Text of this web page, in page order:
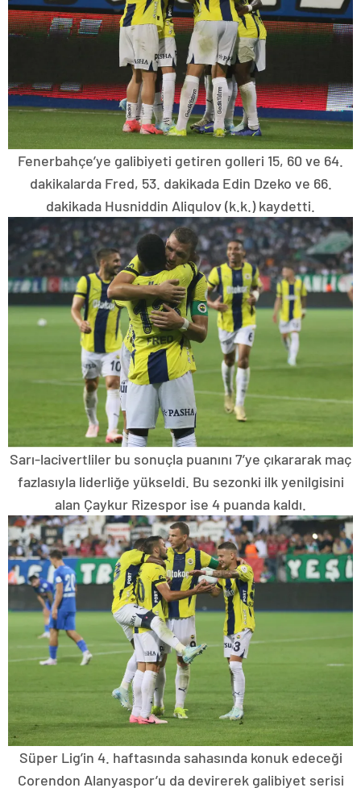
Fenerbahçe’ye galibiyeti getiren golleri 15, 60 ve 64.
dakikalarda Fred, 53. dakikada Edin Dzeko ve 66.
dakikada Husniddin Aliqulov (k.k.) kaydetti.
Sarı-lacivertliler bu sonuçla puanını 7’ye çıkararak maç
fazlasıyla liderliğe yükseldi. Bu sezonki ilk yenilgisini
alan Çaykur Rizespor ise 4 puanda kaldı.
Süper Lig’in 4. haftasında sahasında konuk edeceği
Corendon Alanyaspor’u da devirerek galibiyet serisi